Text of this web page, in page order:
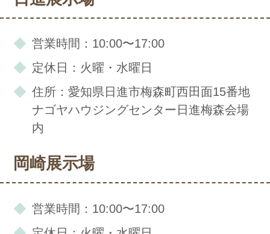
営業時間：10:00〜17:00
定休日：火曜・水曜日
住所：愛知県日進市梅森町西田面15番地
ナゴヤハウジングセンター日進梅森会場
内
岡崎展示場
営業時間：10:00〜17:00